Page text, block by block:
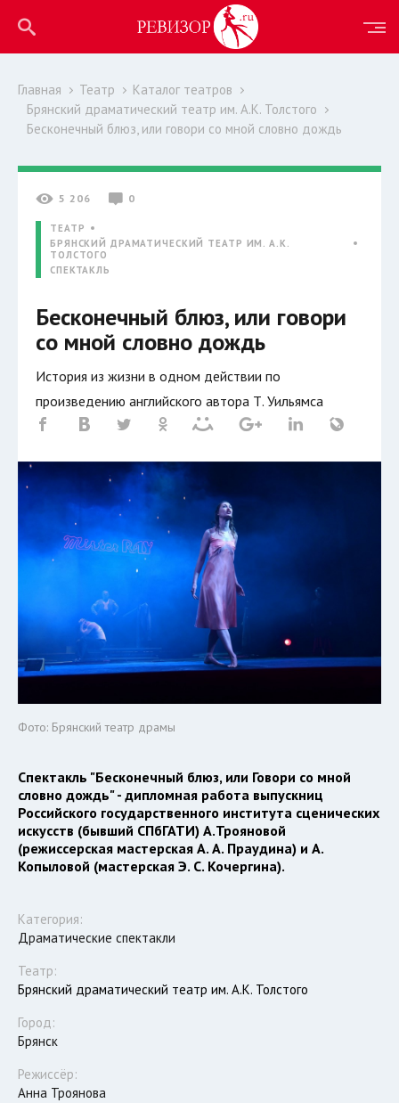
Главная Театр
Каталог театров
Брянский драматический театр им. А.К. Толстого
Бесконечный блюз, или говори со мной словно дождь
5 206 0
ТЕАТР
БРЯНСКИЙ ДРАМАТИЧЕСКИЙ ТЕАТР ИМ. А.К.
ТОЛСТОГО
СПЕКТАКЛЬ
Бесконечный блюз, или говори
со мной словно дождь
История из жизни в одном действии по
произведению английского автора Т. Уильямса
Фото: Брянский театр драмы
Спектакль "Бесконечный блюз, или Говори со мной
словно дождь" - дипломная работа выпускниц
Российского государственного института сценических
искусств (бывший СПбГАТИ) А.Трояновой
(режиссерская мастерская А. А. Праудина) и А.
Копыловой (мастерская Э. С. Кочергина).
Категория:
Драматические спектакли
Театр:
Брянский драматический театр им. А.К. Толстого
Город:
Брянск
Режиссёр:
Анна Троянова